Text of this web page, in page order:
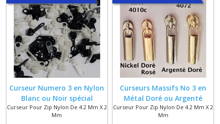
Curseur Numero 3 en Nylon
Blanc ou Noir spécial
glissière de 4.2 mm x 2 mm
Plastique
Curseur Pour Zip Nylon De 4.2 Mm X 2
Mm
Curseurs Massifs No 3 en
Métal Doré ou Argenté
spécial zip nylon 4.2 mm x 2
mm
Curseur Pour Zip Nylon De 4.2 Mm X 2
Mm